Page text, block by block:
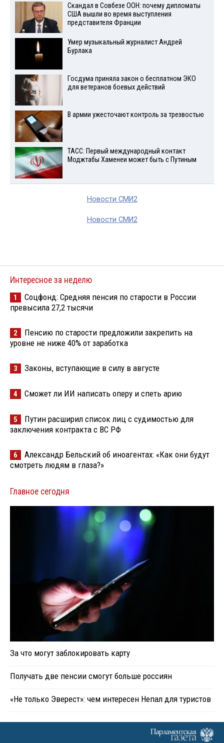
Скандал в Совбезе ООН: почему дипломаты
США вышли во время выступления
представителя Франции
Умер музыкальный журналист Андрей
Бурлака
Госдума приняла закон о бесплатном ЭКО
для ветеранов боевых действий
В армии ужесточают контроль за трезвостью
ТАСС: Первый международный контакт
Моджтабы Хаменеи может быть с Путиным
Новости СМИ2
Новости СМИ2
Интересное за неделю
1
Соцфонд: Средняя пенсия по старости в России
превысила 27,2 тысячи
2
Пенсию по старости предложили закрепить на
уровне не ниже 40% от заработка
3 Законы, вступающие в силу в августе
4 Сможет ли ИИ написать оперу и спеть арию
5
Путин расширил список лиц с судимостью для
заключения контракта с ВС РФ
6
Александр Бельский об иноагентах: «Как они будут
смотреть людям в глаза?»
Главное сегодня
За что могут заблокировать карту
Получать две пенсии смогут больше россиян
«Не только Эверест»: чем интересен Непал для туристов